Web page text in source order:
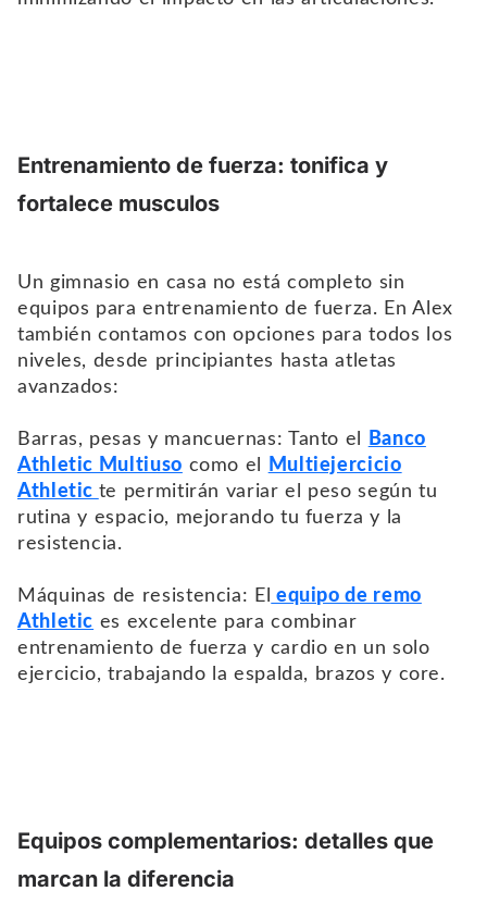
Entrenamiento de fuerza: tonifica y
fortalece musculos
Un gimnasio en casa no está completo sin
equipos para entrenamiento de fuerza. En Alex
también contamos con opciones para todos los
niveles, desde principiantes hasta atletas
avanzados:
Barras, pesas y mancuernas: Tanto el
Banco
Athletic Multiuso como el
Multiejercicio
Athletic te permitirán variar el peso según tu
rutina y espacio, mejorando tu fuerza y la
resistencia.
Máquinas de resistencia: El equipo de remo
Athletic es excelente para combinar
entrenamiento de fuerza y cardio en un solo
ejercicio, trabajando la espalda, brazos y core.
Equipos complementarios: detalles que
marcan la diferencia